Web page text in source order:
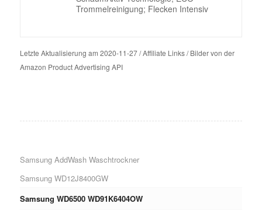
Trommelreinigung; Flecken Intensiv
Letzte Aktualisierung am 2020-11-27 / Affiliate Links / Bilder von der
Amazon Product Advertising API
Samsung AddWash Waschtrockner
Samsung WD12J8400GW
Samsung WD6500 WD91K6404OW